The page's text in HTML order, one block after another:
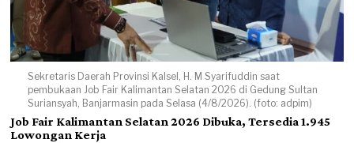
Sekretaris Daerah Provinsi Kalsel, H. M Syarifuddin saat
pembukaan Job Fair Kalimantan Selatan 2026 di Gedung Sultan
Suriansyah, Banjarmasin pada Selasa (4/8/2026). (foto: adpim)
Job Fair Kalimantan Selatan 2026 Dibuka, Tersedia 1.945
Lowongan Kerja